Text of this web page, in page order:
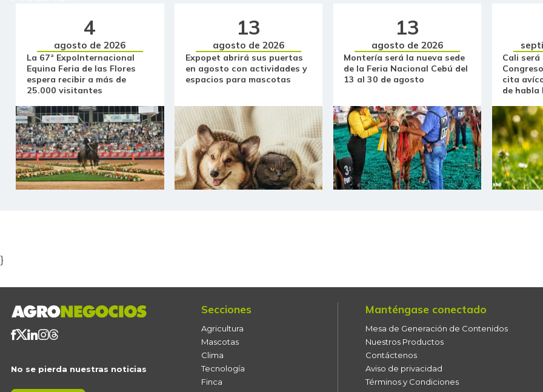
Bocachico importado
Bola de brazo de res
Bola de pierna de res
Bota de res
Brazo con hueso de cerdo
Brazo sin hueso de cerdo
Café instantáneo
Café molido
Calabaza
Camarón Tití precocido
entero
4
agosto de 2026
La 67ª ExpoInternacional
Equina Feria de las Flores
espera recibir a más de
25.000 visitantes
13
agosto de 2026
Expopet abrirá sus puertas
en agosto con actividades y
espacios para mascotas
13
agosto de 2026
Montería será la nueva sede
de la Feria Nacional Cebú del
13 al 30 de agosto
Cali será
cita
de habla
}
No se pierda nuestras noticias
Secciones
Agricultura
Mascotas
Clima
Tecnología
Finca
Manténgase conectado
Mesa de Generación de Contenidos
Nuestros Productos
Contáctenos
Aviso de privacidad
Términos y Condiciones